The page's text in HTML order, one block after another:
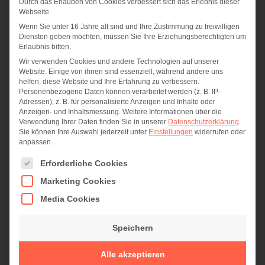
Durch das Erlauben von Cookies verbessert sich das Erlebnis dieser
Webseite.
Wenn Sie unter 16 Jahre alt sind und Ihre Zustimmung zu freiwilligen
Diensten geben möchten, müssen Sie Ihre Erziehungsberechtigten um
Erlaubnis bitten.
Wir verwenden Cookies und andere Technologien auf unserer
Website. Einige von ihnen sind essenziell, während andere uns
helfen, diese Website und Ihre Erfahrung zu verbessern.
Personenbezogene Daten können verarbeitet werden (z. B. IP-
Adressen), z. B. für personalisierte Anzeigen und Inhalte oder
Anzeigen- und Inhaltsmessung. Weitere Informationen über die
Verwendung Ihrer Daten finden Sie in unserer Datenschutzerklärung.
Sie können Ihre Auswahl jederzeit unter Einstellungen widerrufen oder
anpassen.
Es folgt eine Liste der Service-Gruppen, für die eine
Erforderliche Cookies
Marketing Cookies
Media Cookies
Speichern
Alle akzeptieren